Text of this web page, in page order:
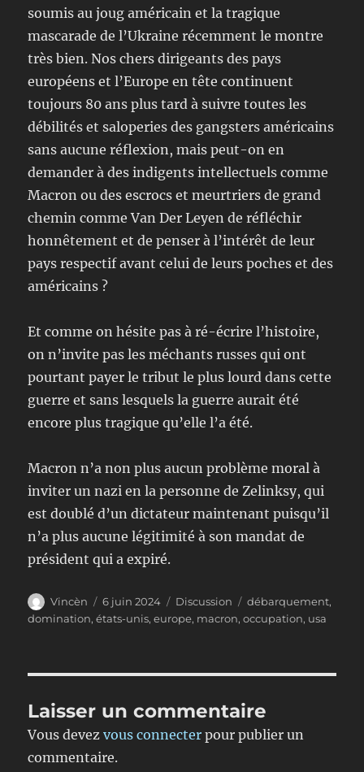
soumis au joug américain et la tragique
mascarade de l’Ukraine récemment le montre
très bien. Nos chers dirigeants des pays
européens et l’Europe en tête continuent
toujours 80 ans plus tard à suivre toutes les
débilités et saloperies des gangsters américains
sans aucune réflexion, mais peut-on en
demander à des indigents intellectuels comme
Macron ou des escrocs et meurtriers de grand
chemin comme Van Der Leyen de réfléchir
honnêtement et de penser à l’intérêt de leur
pays respectif avant celui de leurs poches et des
américains ?
Et comme on hésite pas à ré-écrire l’histoire,
on n’invite pas les méchants russes qui ont
pourtant payer le tribut le plus lourd dans cette
guerre et sans lesquels la guerre aurait été
encore plus tragique qu’elle l’a été.
Macron n’a non plus aucun problème moral à
inviter un nazi en la personne de Zelinksy, qui
est doublé d’un dictateur maintenant puisqu’il
n’a plus aucune légitimité à son mandat de
président qui a expiré.
Auteur
Vincèn
Publié
le
6 juin 2024 Format
Discussion Étiquettes
débarquement,
domination,états-unis,europe, macron,occupation, usa
Laisser un commentaire
Vous devezvous connecter pour publier un
commentaire.